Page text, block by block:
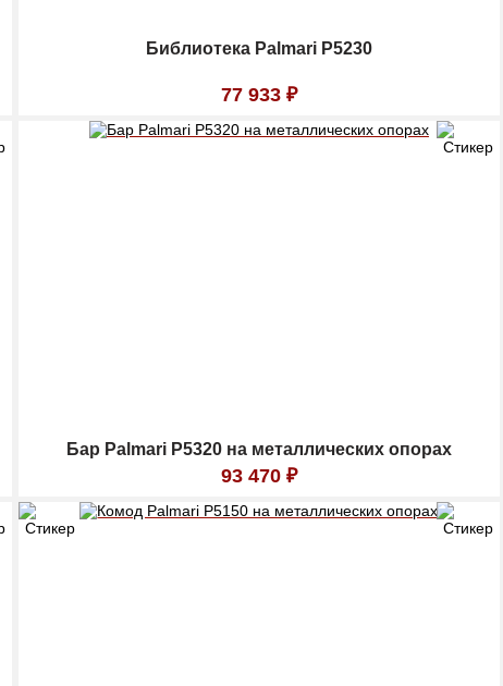
Библиотека Palmari P5230
77 933 ₽
Бар Palmari P5320 на металлических опорах
93 470 ₽